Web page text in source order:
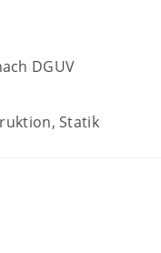
DGUV
Statik